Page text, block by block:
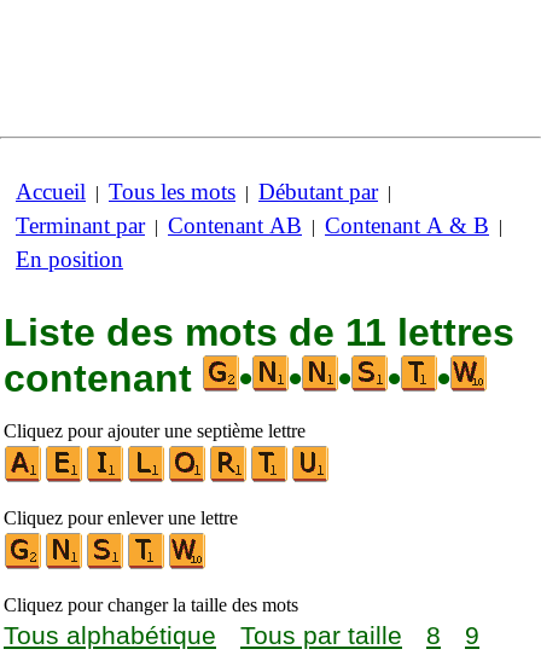
Accueil | Tous les mots | Débutant par|
Terminant par| Contenant AB | Contenant A & B |
En position
Liste des mots de 11 lettres
contenant
• • • • •
Cliquez pour ajouter une septième lettre
Cliquez pour enlever une lettre
Cliquez pour changer la taille des mots
Tous alphabétique Tous par taille 8
9